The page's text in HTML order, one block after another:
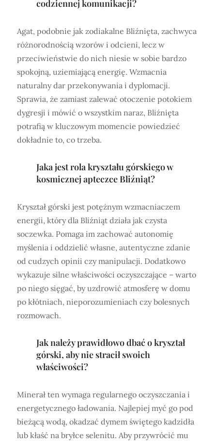
codziennej komunikacji?
Agat, podobnie jak zodiakalne Bliźnięta, zachwyca
różnorodnością wzorów i odcieni, lecz w
przeciwieństwie do nich niesie w sobie bardzo
spokojną, uziemiającą energię. Wzmacnia
naturalny dar przekonywania i dyplomacji.
Sprawia, że zamiast zalewać otoczenie potokiem
dygresji i mówić o wszystkim naraz, Bliźnięta
potrafią w kluczowym momencie powiedzieć
dokładnie to, co trzeba.
Jaka jest rola kryształu górskiego w
kosmicznej apteczce Bliźniąt?
Kryształ górski jest potężnym wzmacniaczem
energii, który dla Bliźniąt działa jak czysta
soczewka. Pomaga im zachować autonomię
myślenia i oddzielić własne, autentyczne zdanie
od cudzych opinii czy manipulacji. Dodatkowo
wykazuje silne właściwości oczyszczające – warto
po niego sięgać, by uzdrowić atmosferę w domu
po kłótniach, nieporozumieniach czy bolesnych
rozmowach.
Jak należy prawidłowo dbać o kryształ
górski, aby nie stracił swoich
właściwości?
Minerał ten wymaga regularnego oczyszczania i
energetycznego ładowania. Najlepiej myć go pod
bieżącą wodą, okadzać dymem świętego kadzidła
lub kłaść na bryłce selenitu. Aby przywrócić mu